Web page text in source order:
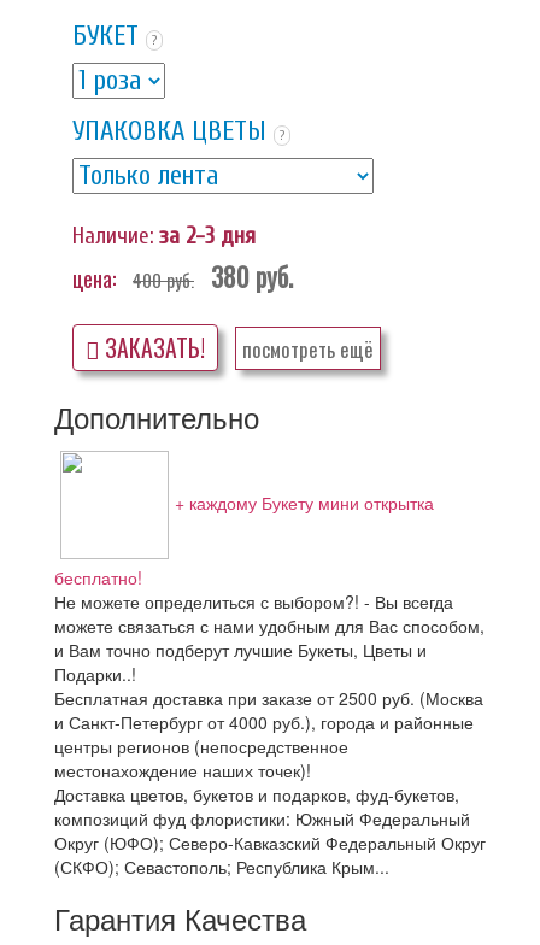
БУКЕТ ?
УПАКОВКА ЦВЕТЫ ?
Наличие: за 2-3 дня
цена: 400руб. 380руб.
ЗАКАЗАТЬ! посмотреть ещё
Дополнительно
+ каждому Букету мини открытка
бесплатно!
Не можете определиться с выбором?! - Вы всегда
можете связаться с нами удобным для Вас способом,
и Вам точно подберут лучшие Букеты, Цветы и
Подарки..!
Бесплатная доставка при заказе от 2500 руб. (Москва
и Санкт-Петербург от 4000 руб.), города и районные
центры регионов (непосредственное
местонахождение наших точек)!
Доставка цветов, букетов и подарков, фуд-букетов,
композиций фуд флористики: Южный Федеральный
Округ (ЮФО); Северо-Кавказский Федеральный Округ
(СКФО); Севастополь; Республика Крым...
Гарантия Качества